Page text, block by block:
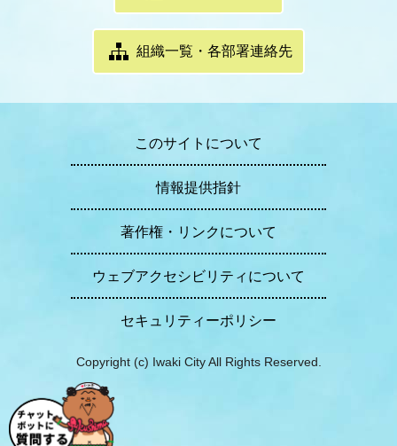
組織一覧・各部署連絡先
このサイトについて
情報提供指針
著作権・リンクについて
ウェブアクセシビリティについて
セキュリティーポリシー
Copyright (c) Iwaki City All Rights Reserved.